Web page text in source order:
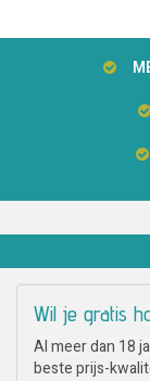
Wil je gratis
Al meer dan 18
beste prijs-